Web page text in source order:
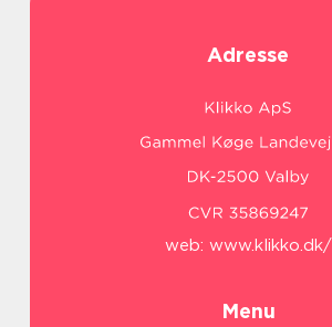
Adresse
web: www.klikko.dk/
Menu